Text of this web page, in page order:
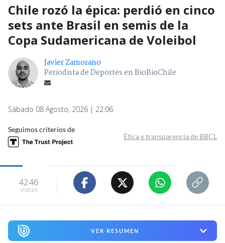
Chile rozó la épica: perdió en cinco
sets ante Brasil en semis de la
Copa Sudamericana de Voleibol
Javier Zamorano
Periodista de Deportes en BioBioChile
Sábado 08 Agosto, 2026 | 22:06
Seguimos criterios de
Ética y transparencia de BBCL
4246
visitas
VER RESUMEN